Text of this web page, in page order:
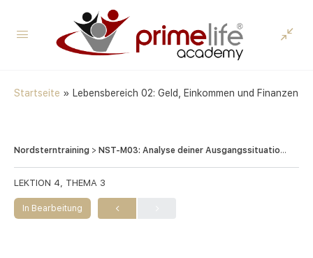
Startseite » Lebensbereich 02: Geld, Einkommen und Finanzen
Nordsterntraining NST-M03: Analyse deiner Ausgangssituation (12 Lebensbereiche)
LEKTION 4, THEMA 3
In Bearbeitung